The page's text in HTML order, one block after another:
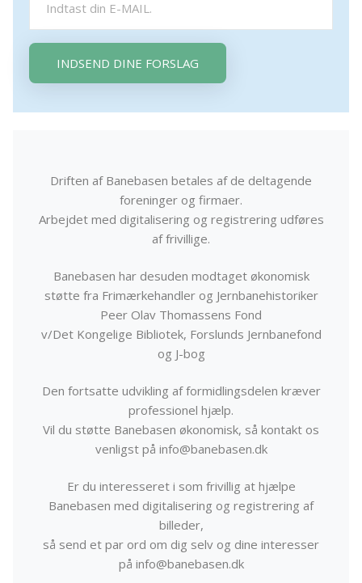
INDSEND DINE FORSLAG
Driften af Banebasen betales af de deltagende
foreninger og firmaer.
Arbejdet med digitalisering og registrering udføres
af frivillige.
Banebasen har desuden modtaget økonomisk
støtte fra Frimærkehandler og Jernbanehistoriker
Peer Olav Thomassens Fond
v/Det Kongelige Bibliotek, Forslunds Jernbanefond
og J-bog
Den fortsatte udvikling af formidlingsdelen kræver
professionel hjælp.
Vil du støtte Banebasen økonomisk, så kontakt os
venligst på info@banebasen.dk
Er du interesseret i som frivillig at hjælpe
Banebasen med digitalisering og registrering af
billeder,
så send et par ord om dig selv og dine interesser
på info@banebasen.dk